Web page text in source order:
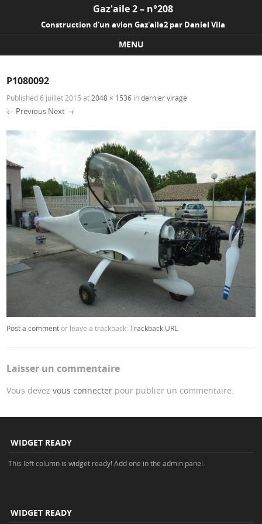
Gaz'aile 2 – n°208
Construction d'un avion Gaz'aile2 par Daniel Vila
MENU
P1080092
Published6 juillet 2015 at 2048 × 1536 indernier virage
← Previous Next →
Post a commentor leave a trackback:Trackback URL
Laisser un commentaire
Vous devezvous connecter pour publier un commentaire.
WIDGET READY
This left column is widget ready! Add one in the admin panel.
WIDGET READY